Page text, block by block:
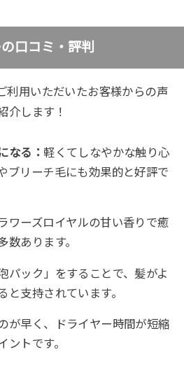
口コミ・評判
利用いただいたお客様からの声
介します！
なる：軽くてしなやかな触り心
ブリーチ毛にも効果的と好評で
ワーズロイヤルの甘い香りで癒
数あります。
泡パック」をすることで、髪がよ
と支持されています。
が早く、ドライヤー時間が短縮
ントです。